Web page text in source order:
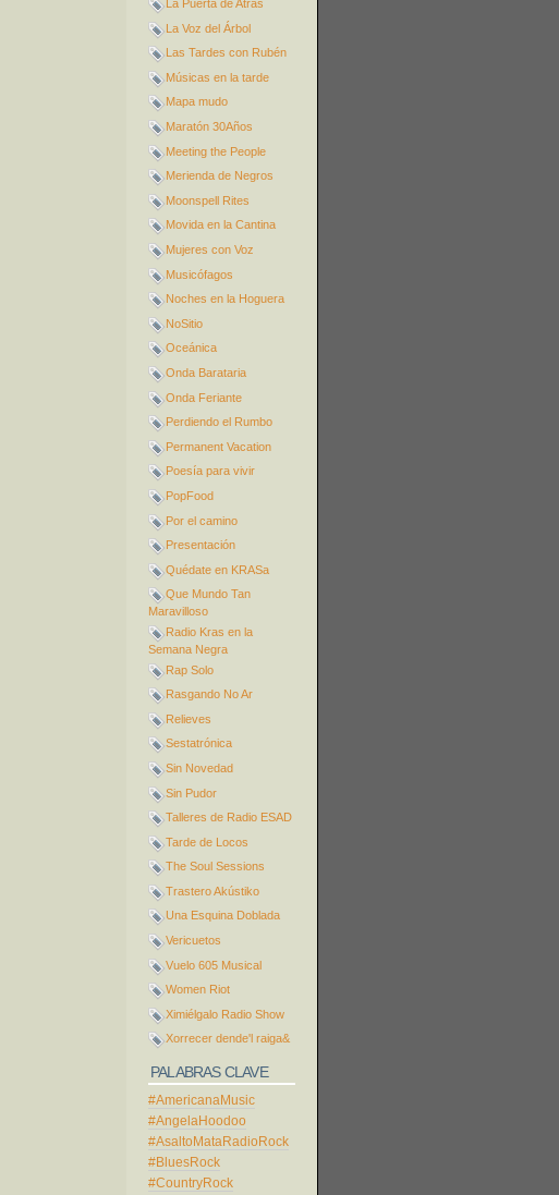
La Puerta de Atrás
La Voz del Árbol
Las Tardes con Rubén
Músicas en la tarde
Mapa mudo
Maratón 30Años
Meeting the People
Merienda de Negros
Moonspell Rites
Movida en la Cantina
Mujeres con Voz
Musicófagos
Noches en la Hoguera
NoSitio
Oceánica
Onda Barataria
Onda Feriante
Perdiendo el Rumbo
Permanent Vacation
Poesía para vivir
PopFood
Por el camino
Presentación
Quédate en KRASa
Que Mundo Tan
Maravilloso
Radio Kras en la
Semana Negra
Rap Solo
Rasgando No Ar
Relieves
Sestatrónica
Sin Novedad
Sin Pudor
Talleres de Radio ESAD
Tarde de Locos
The Soul Sessions
Trastero Akústiko
Una Esquina Doblada
Vericuetos
Vuelo 605 Musical
Women Riot
Ximiélgalo Radio Show
Xorrecer dende'l raiga&
PALABRAS CLAVE
#AmericanaMusic
#AngelaHoodoo
#AsaltoMataRadioRock
#BluesRock
#CountryRock